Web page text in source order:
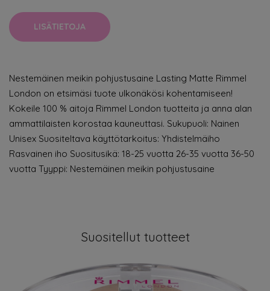
LISÄTIETOJA
Nestemäinen meikin pohjustusaine Lasting Matte Rimmel
London on etsimäsi tuote ulkonäkösi kohentamiseen!
Kokeile 100 % aitoja Rimmel London tuotteita ja anna alan
ammattilaisten korostaa kauneuttasi. Sukupuoli: Nainen
Unisex Suositeltava käyttötarkoitus: Yhdistelmäiho
Rasvainen iho Suositusikä: 18-25 vuotta 26-35 vuotta 36-50
vuotta Tyyppi: Nestemäinen meikin pohjustusaine
Suositellut tuotteet